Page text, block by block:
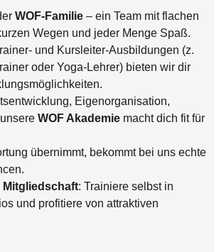
WOF-Familie – ein Team mit flachen
Wegen und jeder Menge Spaß.
und Kursleiter-Ausbildungen (z.
oder Yoga-Lehrer) bieten wir dir
Eigenorganisation,
WOF Akademie macht dich fit für
übernimmt, bekommt bei uns echte
: Trainiere selbst in
und profitiere von attraktiven